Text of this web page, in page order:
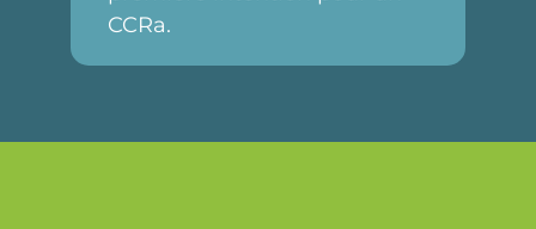
CCRa.